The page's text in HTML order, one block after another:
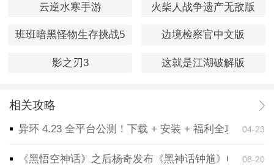
云逆水寒手游 火柴人战争遗产无敌版
班班暗黑怪物生存挑战5 边境检察官中文版
影之刃3 这就是江湖破解版
相关攻略
异环 4.23 全平台公测！下载 + 安装 + 福利全攻略，一
04-23
《黑悟空神话》之后杨奇发布《黑神话钟馗》CG！预
08-20